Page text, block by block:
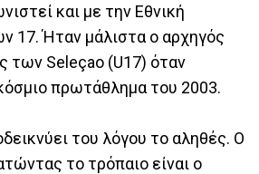
και με την Εθνική
17. Ήταν μάλιστα ο αρχηγός
των Seleçao (U17) όταν
πρωτάθλημα του 2003.
του λόγου το αληθές. Ο
το τρόπαιο είναι ο